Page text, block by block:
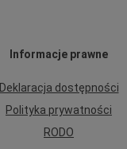
Informacje prawne
Deklaracja dostępności
Polityka prywatności
RODO